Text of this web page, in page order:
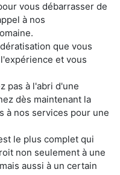
vous débarrasser de
à nos
que vous
et vous
pas à l'abri d'une
dès maintenant la
à nos services pour une
le plus complet qui
non seulement à une
aussi à un certain